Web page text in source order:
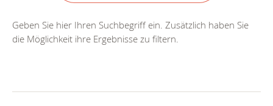
Geben Sie hier Ihren Suchbegriff ein. Zusätzlich haben Sie
die Möglichkeit ihre Ergebnisse zu filtern.